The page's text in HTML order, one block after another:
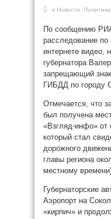
в Новости Политика
По сообщению
расследование по
интернете видео,
губернатора
запрещающий
ГИБДД по городу
Отмечается, что
был получена
«Взгляд-инфо» от
который стал
дорожного
главы региона
местному
Губернаторские
Аэропорт на
«кирпич» и